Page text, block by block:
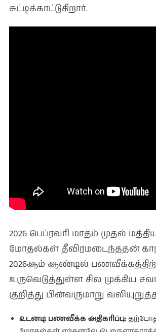
சுட்டிக்காட்டுகிறார்.
2026 பெப்ரவரி மாதம் முதல்
மோதல்கள் தீவிரமடைந்ததன்
2026ஆம் ஆண்டில்
உருவெடுத்துள்ள சில முக்கிய
குறித்து பின்வருமாறு
உடனடி பணவீக்க அதிகரிப்பு: